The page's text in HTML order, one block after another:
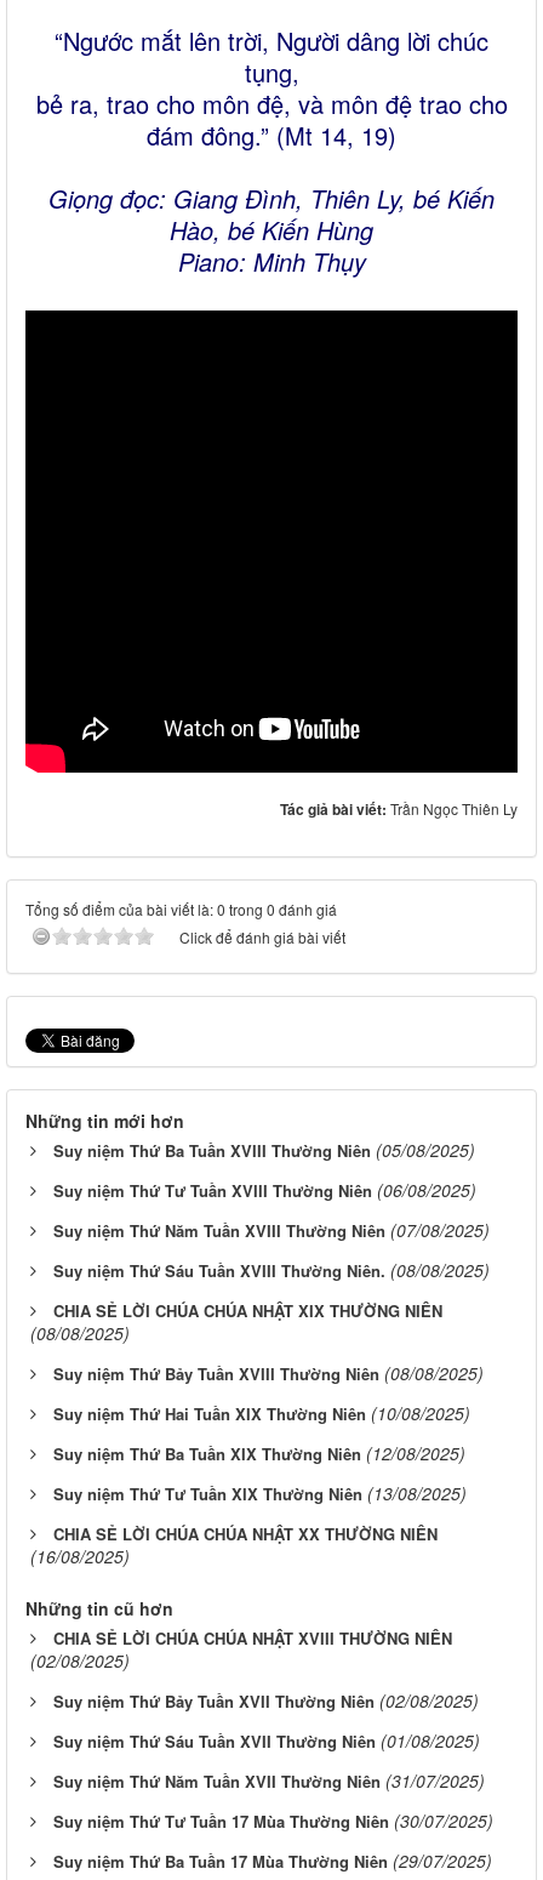
“Ngước mắt lên trời, Người dâng lời chúc
tụng,
bẻ ra, trao cho môn đệ, và môn đệ trao cho
đám đông.” (Mt 14, 19)
Giọng đọc: Giang Đình, Thiên Ly, bé Kiến
Hào, bé Kiến Hùng
Piano: Minh Thụy
Tác giả bài viết: Trần Ngọc Thiên Ly
Tổng số điểm của bài viết là: 0 trong 0 đánh giá
Click để đánh giá bài viết
Những tin mới hơn
Suy niệm Thứ Ba Tuần XVIII Thường Niên (05/08/2025)
Suy niệm Thứ Tư Tuần XVIII Thường Niên (06/08/2025)
Suy niệm Thứ Năm Tuần XVIII Thường Niên (07/08/2025)
Suy niệm Thứ Sáu Tuần XVIII Thường Niên. (08/08/2025)
CHIA SẺ LỜI CHÚA CHÚA NHẬT XIX THƯỜNG NIÊN
(08/08/2025)
Suy niệm Thứ Bảy Tuần XVIII Thường Niên (08/08/2025)
Suy niệm Thứ Hai Tuần XIX Thường Niên (10/08/2025)
Suy niệm Thứ Ba Tuần XIX Thường Niên (12/08/2025)
Suy niệm Thứ Tư Tuần XIX Thường Niên (13/08/2025)
CHIA SẺ LỜI CHÚA CHÚA NHẬT XX THƯỜNG NIÊN
(16/08/2025)
Những tin cũ hơn
CHIA SẺ LỜI CHÚA CHÚA NHẬT XVIII THƯỜNG NIÊN
(02/08/2025)
Suy niệm Thứ Bảy Tuần XVII Thường Niên (02/08/2025)
Suy niệm Thứ Sáu Tuần XVII Thường Niên (01/08/2025)
Suy niệm Thứ Năm Tuần XVII Thường Niên (31/07/2025)
Suy niệm Thứ Tư Tuần 17 Mùa Thường Niên (30/07/2025)
Suy niệm Thứ Ba Tuần 17 Mùa Thường Niên (29/07/2025)